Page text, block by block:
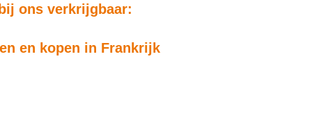
ons verkrijgbaar:
en kopen in Frankrijk